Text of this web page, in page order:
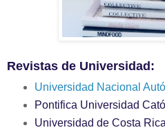
Revistas de Universidad:
Universidad Nacional
Pontifica Universidad
Universidad de Costa Rica